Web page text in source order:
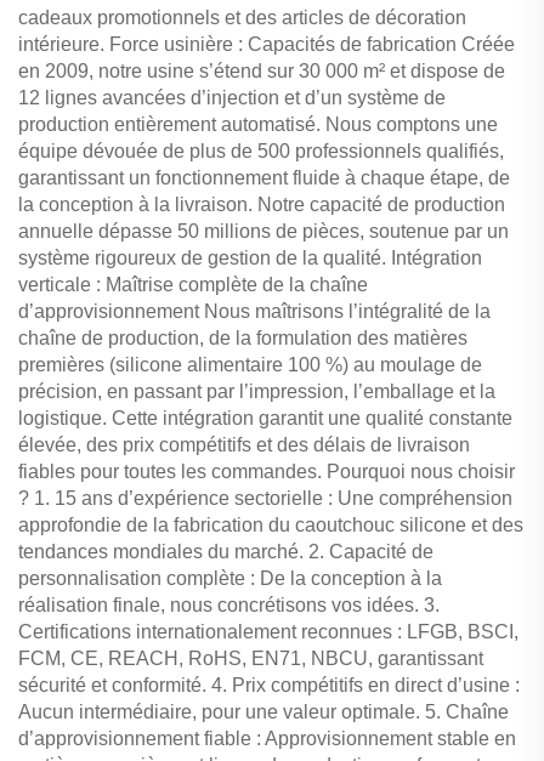
cadeaux promotionnels et des articles de décoration
intérieure. Force usinière : Capacités de fabrication Créée
en 2009, notre usine s’étend sur 30 000 m² et dispose de
12 lignes avancées d’injection et d’un système de
production entièrement automatisé. Nous comptons une
équipe dévouée de plus de 500 professionnels qualifiés,
garantissant un fonctionnement fluide à chaque étape, de
la conception à la livraison. Notre capacité de production
annuelle dépasse 50 millions de pièces, soutenue par un
système rigoureux de gestion de la qualité. Intégration
verticale : Maîtrise complète de la chaîne
d’approvisionnement Nous maîtrisons l’intégralité de la
chaîne de production, de la formulation des matières
premières (silicone alimentaire 100 %) au moulage de
précision, en passant par l’impression, l’emballage et la
logistique. Cette intégration garantit une qualité constante
élevée, des prix compétitifs et des délais de livraison
fiables pour toutes les commandes. Pourquoi nous choisir
? 1. 15 ans d’expérience sectorielle : Une compréhension
approfondie de la fabrication du caoutchouc silicone et des
tendances mondiales du marché. 2. Capacité de
personnalisation complète : De la conception à la
réalisation finale, nous concrétisons vos idées. 3.
Certifications internationalement reconnues : LFGB, BSCI,
FCM, CE, REACH, RoHS, EN71, NBCU, garantissant
sécurité et conformité. 4. Prix compétitifs en direct d’usine :
Aucun intermédiaire, pour une valeur optimale. 5. Chaîne
d’approvisionnement fiable : Approvisionnement stable en